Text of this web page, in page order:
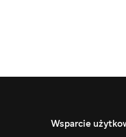
Wsparcie